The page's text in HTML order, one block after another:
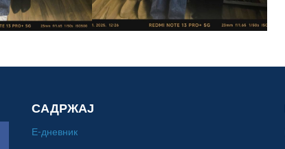
САДРЖАЈ
Е-дневник